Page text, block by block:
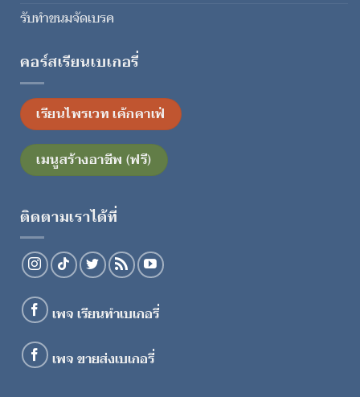
รับทำขนมจัดเบรค
คอร์สเรียนเบเกอรี่
เรียนไพรเวท เค้กคาเฟ่
เมนูสร้างอาชีพ (ฟรี)
ติดตามเราได้ที่
เพจ เรียนทำเบเกอรี่
เพจ ขายส่งเบเกอรี่